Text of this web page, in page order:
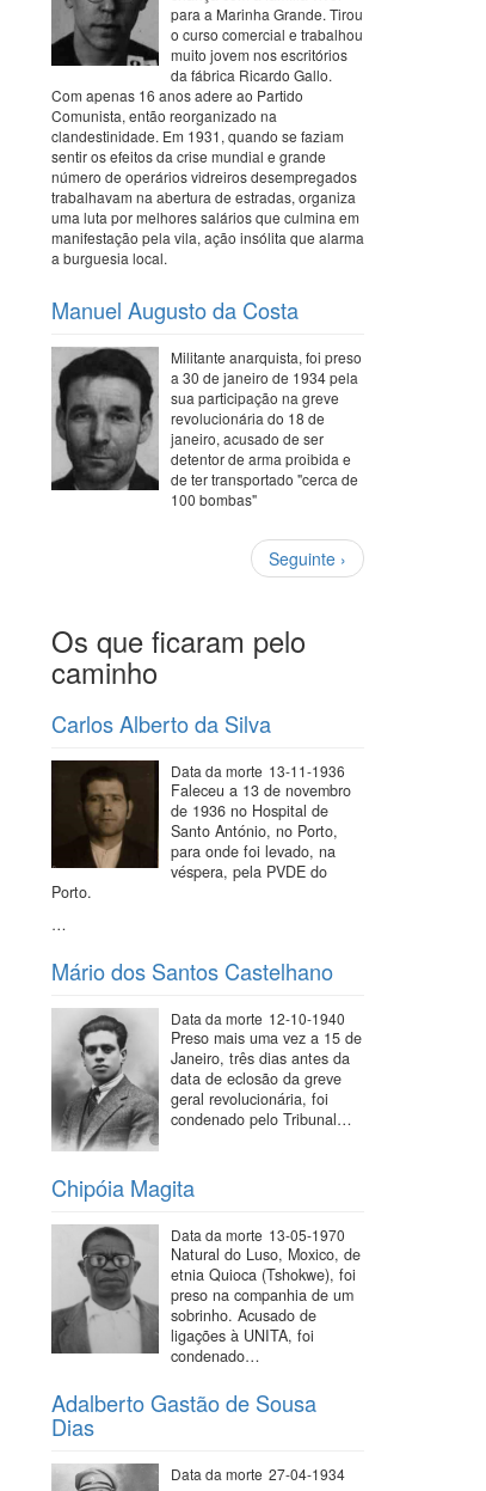
para a Marinha Grande. Tirou
o curso comercial e trabalhou
muito jovem nos escritórios
da fábrica Ricardo Gallo.
Com apenas 16 anos adere ao Partido
Comunista, então reorganizado na
clandestinidade. Em 1931, quando se faziam
sentir os efeitos da crise mundial e grande
número de operários vidreiros desempregados
trabalhavam na abertura de estradas, organiza
uma luta por melhores salários que culmina em
manifestação pela vila, ação insólita que alarma
a burguesia local.
Manuel Augusto da Costa
Militante anarquista, foi preso
a 30 de janeiro de 1934 pela
sua participação na greve
revolucionária do 18 de
janeiro, acusado de ser
detentor de arma proibida e
de ter transportado "cerca de
100 bombas"
Próxima
página
Seguinte ›
Os que ficaram pelo
caminho
Carlos Alberto da Silva
Data da morte 13-11-1936
Faleceu a 13 de novembro
de 1936 no Hospital de
Santo António, no Porto,
para onde foi levado, na
véspera, pela PVDE do
Porto.
…
Mário dos Santos Castelhano
Data da morte 12-10-1940
Preso mais uma vez a 15 de
Janeiro, três dias antes da
data de eclosão da greve
geral revolucionária, foi
condenado pelo Tribunal…
Chipóia Magita
Data da morte 13-05-1970
Natural do Luso, Moxico, de
etnia Quioca (Tshokwe), foi
preso na companhia de um
sobrinho. Acusado de
ligações à UNITA, foi
condenado…
Adalberto Gastão de Sousa
Dias
Data da morte 27-04-1934